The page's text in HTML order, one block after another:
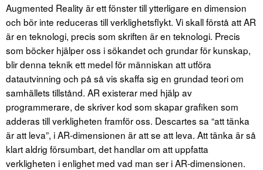
Augmented Reality är ett fönster till ytterligare en dimension
och bör inte reduceras till verklighetsflykt. Vi skall förstå att AR
är en teknologi, precis som skriften är en teknologi. Precis
som böcker hjälper oss i sökandet och grundar för kunskap,
blir denna teknik ett medel för människan att utföra
datautvinning och på så vis skaffa sig en grundad teori om
samhällets tillstånd. AR existerar med hjälp av
programmerare, de skriver kod som skapar grafiken som
adderas till verkligheten framför oss. Descartes sa “att tänka
är att leva”, i AR-dimensionen är att se att leva. Att tänka är så
klart aldrig försumbart, det handlar om att uppfatta
verkligheten i enlighet med vad man ser i AR-dimensionen.